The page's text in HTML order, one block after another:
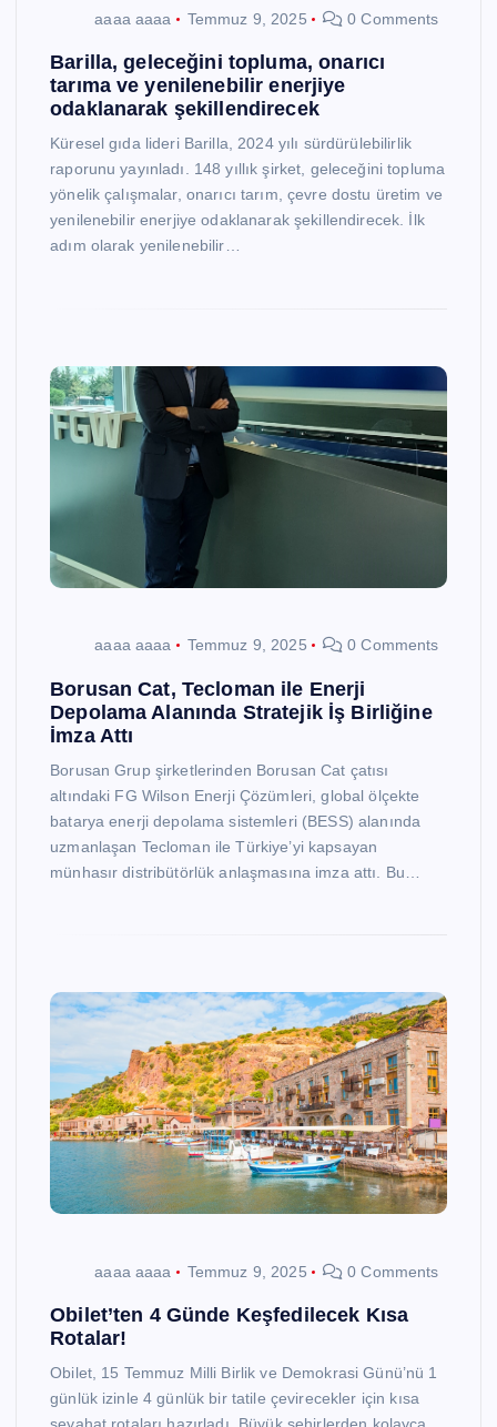
aaaa aaaa Temmuz 9, 2025 0 Comments
Barilla, geleceğini topluma, onarıcı
tarıma ve yenilenebilir enerjiye
odaklanarak şekillendirecek
Küresel gıda lideri Barilla, 2024 yılı sürdürülebilirlik
raporunu yayınladı. 148 yıllık şirket, geleceğini topluma
yönelik çalışmalar, onarıcı tarım, çevre dostu üretim ve
yenilenebilir enerjiye odaklanarak şekillendirecek. İlk
adım olarak yenilenebilir…
aaaa aaaa Temmuz 9, 2025 0 Comments
Borusan Cat, Tecloman ile Enerji
Depolama Alanında Stratejik İş Birliğine
İmza Attı
Borusan Grup şirketlerinden Borusan Cat çatısı
altındaki FG Wilson Enerji Çözümleri, global ölçekte
batarya enerji depolama sistemleri (BESS) alanında
uzmanlaşan Tecloman ile Türkiye’yi kapsayan
münhasır distribütörlük anlaşmasına imza attı. Bu…
aaaa aaaa Temmuz 9, 2025 0 Comments
Obilet’ten 4 Günde Keşfedilecek Kısa
Rotalar!
Obilet, 15 Temmuz Milli Birlik ve Demokrasi Günü’nü 1
günlük izinle 4 günlük bir tatile çevirecekler için kısa